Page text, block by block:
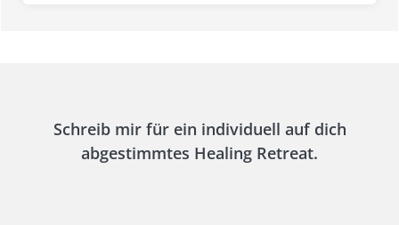
Schreib mir für ein individuell auf dich
abgestimmtes Healing Retreat.